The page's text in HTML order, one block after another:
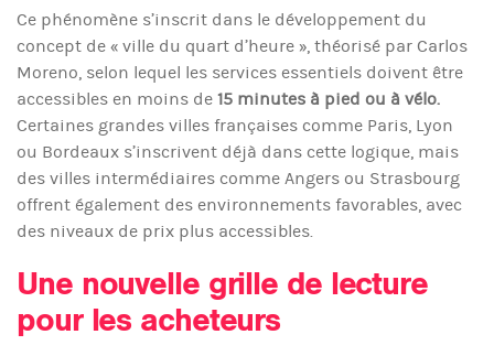
Ce phénomène s’inscrit dans le développement du
concept de « ville du quart d’heure », théorisé par Carlos
Moreno, selon lequel les services essentiels doivent être
accessibles en moins de 15 minutes à pied ou à vélo.
Certaines grandes villes françaises comme Paris, Lyon
ou Bordeaux s’inscrivent déjà dans cette logique, mais
des villes intermédiaires comme Angers ou Strasbourg
offrent également des environnements favorables, avec
des niveaux de prix plus accessibles.
Une nouvelle grille de lecture
pour les acheteurs